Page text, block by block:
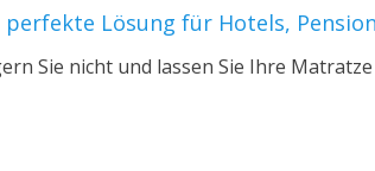
perfekte Lösung für Hotels,
Sie nicht und lassen Sie Ihre